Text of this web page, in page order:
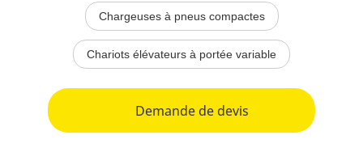
Chargeuses à pneus compactes
Chariots élévateurs à portée variable
Demande de devis